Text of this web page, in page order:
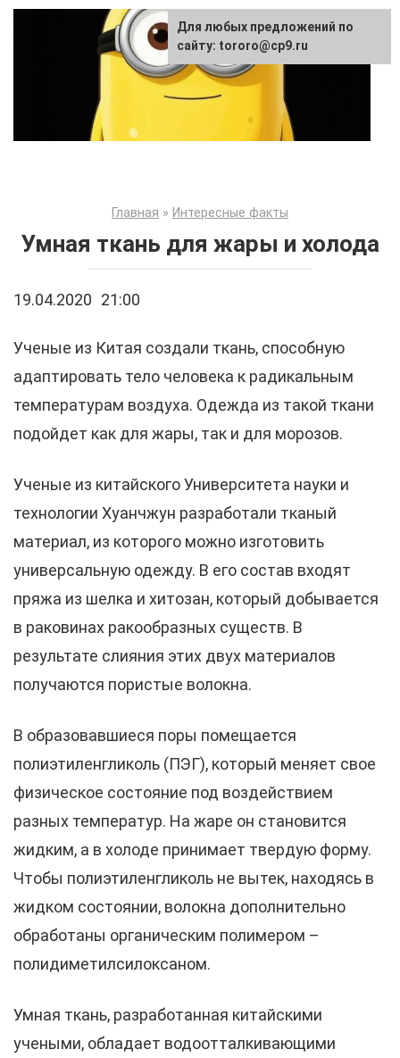
Перейти
Главная » Интересные факты
Умная ткань для жары и холода
19.04.2020 21:00
Ученые из Китая создали ткань, способную
адаптировать тело человека к радикальным
температурам воздуха. Одежда из такой ткани
подойдет как для жары, так и для морозов.
Ученые из китайского Университета науки и
технологии Хуанчжун разработали тканый
материал, из которого можно изготовить
универсальную одежду. В его состав входят
пряжа из шелка и хитозан, который добывается
в раковинах ракообразных существ. В
результате слияния этих двух материалов
получаются пористые волокна.
В образовавшиеся поры помещается
полиэтиленгликоль (ПЭГ), который меняет свое
физическое состояние под воздействием
разных температур. На жаре он становится
жидким, а в холоде принимает твердую форму.
Чтобы полиэтиленгликоль не вытек, находясь в
жидком состоянии, волокна дополнительно
обработаны органическим полимером –
полидиметилсилоксаном.
Умная ткань, разработанная китайскими
учеными, обладает водоотталкивающими
Для любых предложений по
сайту: tororo@cp9.ru